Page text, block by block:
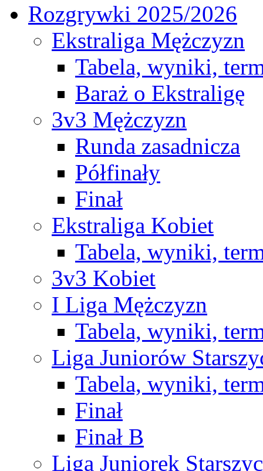
Rozgrywki 2025/2026
Ekstraliga Mężczyzn
Tabela, wyniki,
Baraż o Ekstraligę
3v3 Mężczyzn
Runda zasadnicza
Półfinały
Finał
Ekstraliga Kobiet
Tabela, wyniki,
3v3 Kobiet
I Liga Mężczyzn
Tabela, wyniki,
Liga Juniorów
Tabela, wyniki,
Finał
Finał B
Liga Juniorek